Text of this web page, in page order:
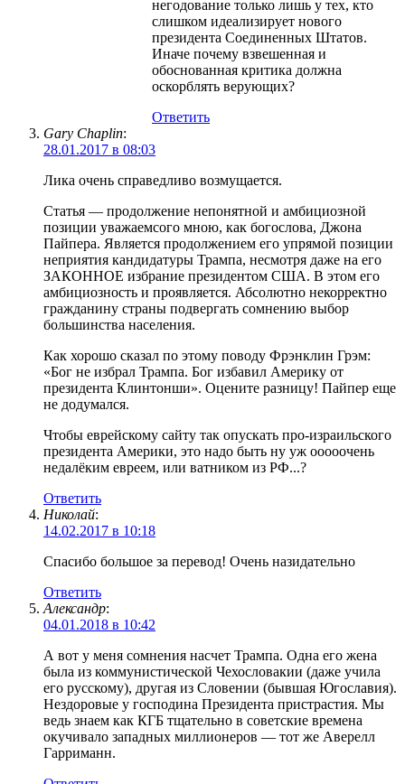
негодование только лишь у тех, кто
слишком идеализирует нового
президента Соединенных Штатов.
Иначе почему взвешенная и
обоснованная критика должна
оскорблять верующих?
Ответить
Gary Chaplin:
28.01.2017 в 08:03
Лика очень справедливо возмущается.
Статья — продолжение непонятной и амбициозной
позиции уважаемсого мною, как богослова, Джона
Пайпера. Является продолжением его упрямой позиции
неприятия кандидатуры Трампа, несмотря даже на его
ЗАКОННОЕ избрание президентом США. В этом его
амбициозность и проявляется. Абсолютно некорректно
гражданину страны подвергать сомнению выбор
большинства населения.
Как хорошо сказал по этому поводу Фрэнклин Грэм:
«Бог не избрал Трампа. Бог избавил Америку от
президента Клинтонши». Оцените разницу! Пайпер еще
не додумался.
Чтобы еврейскому сайту так опускать про-израильского
президента Америки, это надо быть ну уж ооооочень
недалёким евреем, или ватником из РФ...?
Ответить
Николай:
14.02.2017 в 10:18
Спасибо большое за перевод! Очень назидательно
Ответить
Александр:
04.01.2018 в 10:42
А вот у меня сомнения насчет Трампа. Одна его жена
была из коммунистической Чехословакии (даже учила
его русскому), другая из Словении (бывшая Югославия).
Нездоровые у господина Президента пристрастия. Мы
ведь знаем как КГБ тщательно в советские времена
окучивало западных миллионеров — тот же Аверелл
Гарриманн.